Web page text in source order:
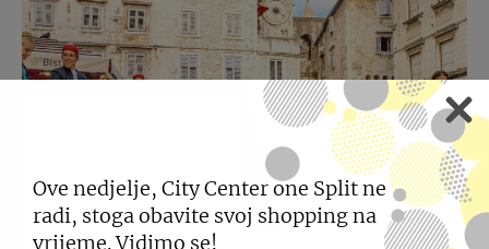
Ove nedjelje, City Center one Split ne
radi, stoga obavite svoj shopping na
vrijeme. Vidimo se!